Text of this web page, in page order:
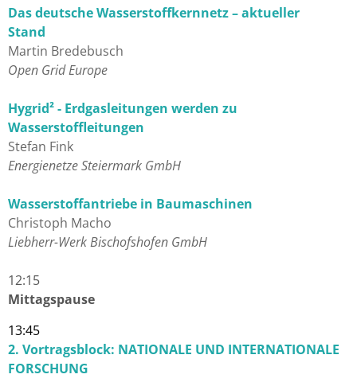
Das deutsche Wasserstoffkernnetz – aktueller
Stand
Martin Bredebusch
Open Grid Europe
Hygrid² - Erdgasleitungen werden zu
Wasserstoffleitungen
Stefan Fink
Energienetze Steiermark GmbH
Wasserstoffantriebe in Baumaschinen
Christoph Macho
Liebherr-Werk Bischofshofen GmbH
12:15
Mittagspause
13:45
2. Vortragsblock: NATIONALE UND INTERNATIONALE
FORSCHUNG